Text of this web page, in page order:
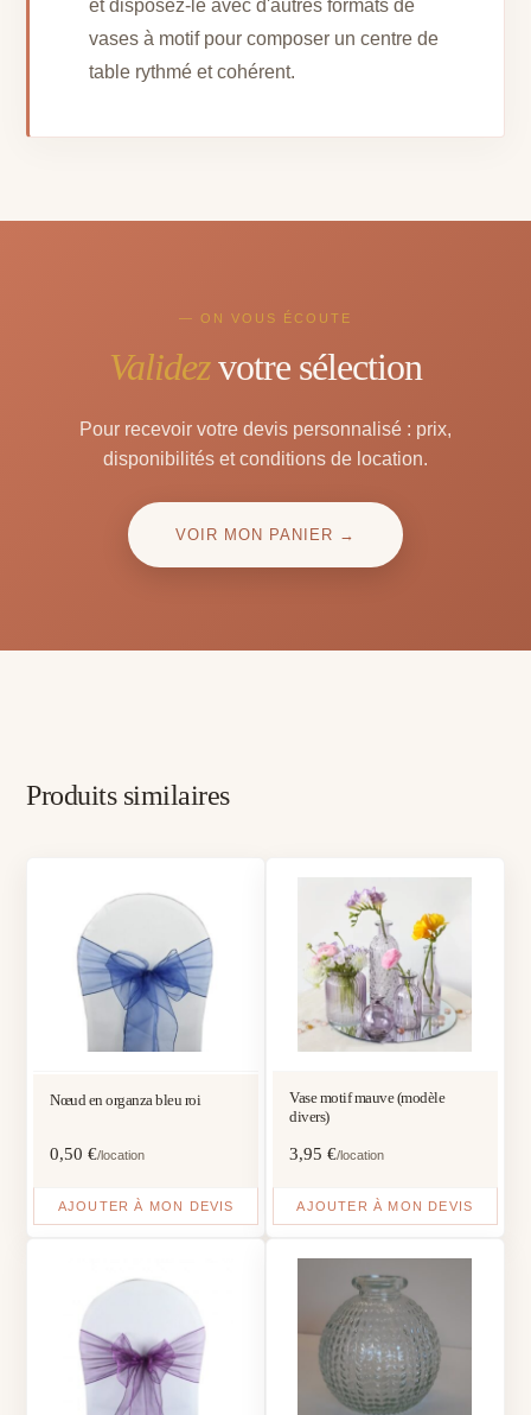
et disposez-le avec d'autres formats de
vases à motif pour composer un centre de
table rythmé et cohérent.
— ON VOUS ÉCOUTE
Validezvotre sélection
Pour recevoir votre devis personnalisé : prix,
disponibilités et conditions de location.
VOIR MON PANIER →
Produits similaires
Nœud en organza bleu roi
0,50€/location
AJOUTER À MON DEVIS
Vase motif mauve (modèle
divers)
3,95 €/location
AJOUTER À MON DEVIS